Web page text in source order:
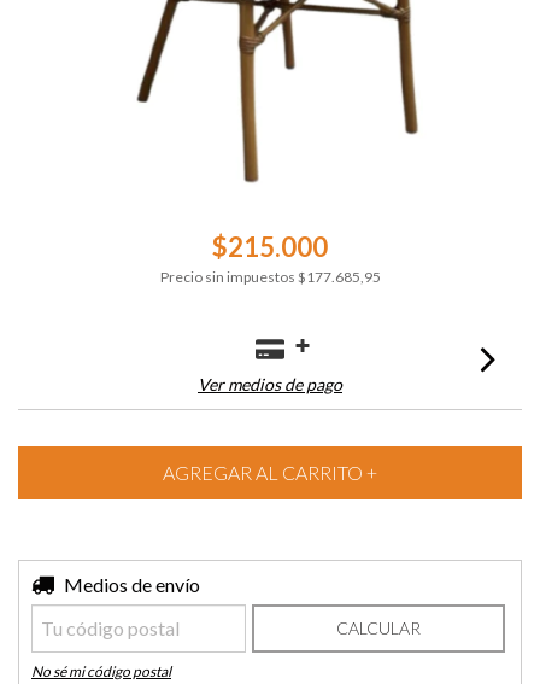
$215.000
Precio sin impuestos $177.685,95
Ver medios de pago
Entregas para el CP:
Medios de envío
CALCULAR
No sé mi código postal